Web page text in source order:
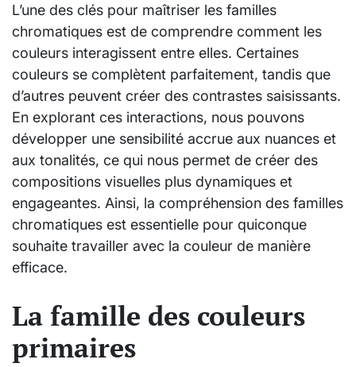
L’une des clés pour maîtriser les familles
chromatiques est de comprendre comment les
couleurs interagissent entre elles. Certaines
couleurs se complètent parfaitement, tandis que
d’autres peuvent créer des contrastes saisissants.
En explorant ces interactions, nous pouvons
développer une sensibilité accrue aux nuances et
aux tonalités, ce qui nous permet de créer des
compositions visuelles plus dynamiques et
engageantes. Ainsi, la compréhension des familles
chromatiques est essentielle pour quiconque
souhaite travailler avec la couleur de manière
efficace.
La famille des couleurs
primaires